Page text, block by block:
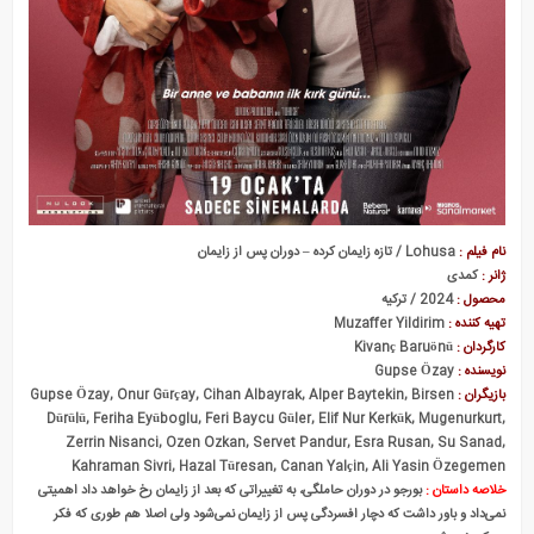
بی سرپرست ها
نام فیلم :Lohusa / تازه زایمان کرده – دوران پس از زایمان
ژانر :کمدی
محصول :2024 / ترکیه
تهیه کننده :Muzaffer Yildirim
کارگردان :Kivanç Baruönü
نویسنده :Gupse Özay
بازیگران :Gupse Özay, Onur Gürçay, Cihan Albayrak, Alper Baytekin, Birsen
Dürülü, Feriha Eyüboglu, Feri Baycu Güler, Elif Nur Kerkük, Mugenurkurt,
Zerrin Nisanci, Ozen Ozkan, Servet Pandur, Esra Rusan, Su Sanad,
Kahraman Sivri, Hazal Türesan, Canan Yalçin, Ali Yasin Özegemen
خلاصه داستان :بورجو در دوران حاملگی، به تغییراتی که بعد از زایمان رخ خواهد داد اهمیتی
نمی‌داد و باور داشت که دچار افسردگی پس از زایمان نمی‌شود ولی اصلا هم طوری که فکر